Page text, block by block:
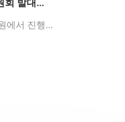
청주시 흥덕구 여성위원회 발대식 및 특별강연 참석
6월 24일 충북기업진흥원에서 진행된 흥덕구 여성위원회 발대식 및 특별강연에 참석하였습니다.